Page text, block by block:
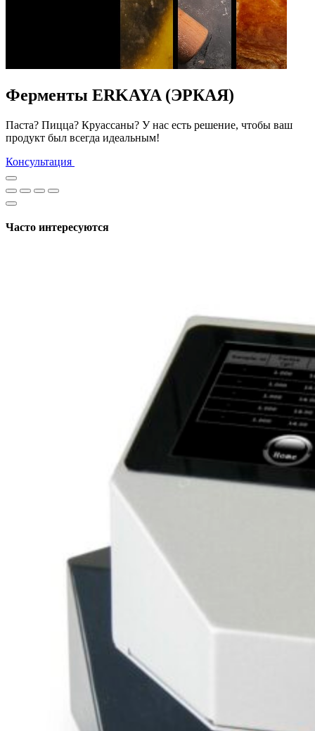
Ферменты ERKAYA (ЭРКАЯ)
Паста? Пицца? Круассаны? У нас есть решение, чтобы ваш
продукт был всегда идеальным!
Консультация
Часто интересуются